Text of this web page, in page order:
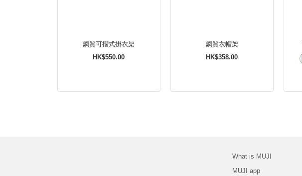
鋼質可摺式掛衣架
HK$550.00
鋼質衣帽架
HK$358.00
What is MUJI
MUJI app